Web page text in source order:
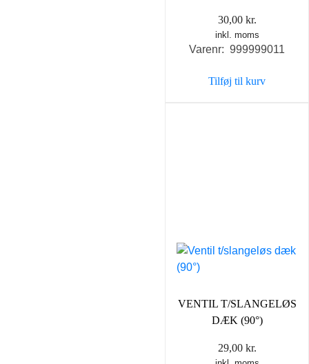
30,00 kr.
inkl. moms
Varenr: 999999011
Tilføj til kurv
VENTIL T/SLANGELØS
DÆK (90°)
29,00 kr.